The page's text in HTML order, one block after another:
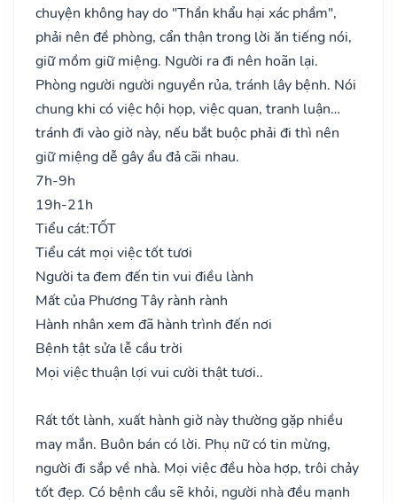
chuyện không hay do "Thần khẩu hại xác phầm",
phải nên đề phòng, cẩn thận trong lời ăn tiếng nói,
giữ mồm giữ miệng. Người ra đi nên hoãn lại.
Phòng người người nguyền rủa, tránh lây bệnh. Nói
chung khi có việc hội họp, việc quan, tranh luận…
tránh đi vào giờ này, nếu bắt buộc phải đi thì nên
giữ miệng dễ gây ẩu đả cãi nhau.
7h-9h
19h-21h
Tiểu cát:TỐT
Tiểu cát mọi việc tốt tươi
Người ta đem đến tin vui điều lành
Mất của Phương Tây rành rành
Hành nhân xem đã hành trình đến nơi
Bệnh tật sửa lễ cầu trời
Mọi việc thuận lợi vui cười thật tươi..
Rất tốt lành, xuất hành giờ này thường gặp nhiều
may mắn. Buôn bán có lời. Phụ nữ có tin mừng,
người đi sắp về nhà. Mọi việc đều hòa hợp, trôi chảy
tốt đẹp. Có bệnh cầu sẽ khỏi, người nhà đều mạnh